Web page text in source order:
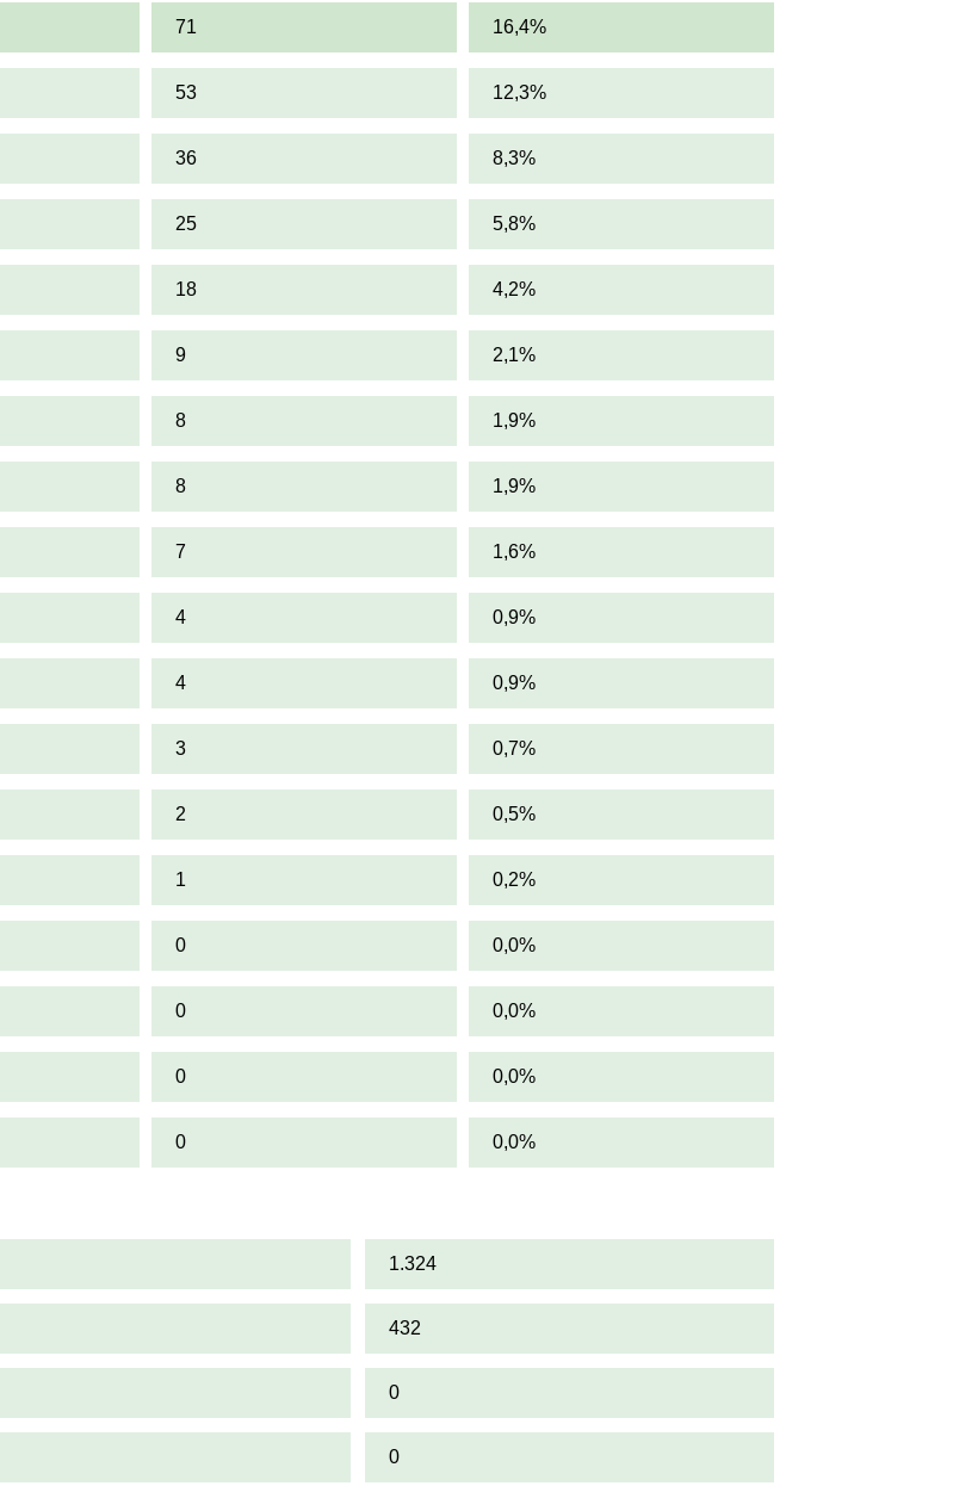
71 16,4%
53 12,3%
36 8,3%
25 5,8%
18 4,2%
9 2,1%
8 1,9%
8 1,9%
7 1,6%
4 0,9%
4 0,9%
3 0,7%
2 0,5%
1 0,2%
0 0,0%
0 0,0%
0 0,0%
0 0,0%
1.324
432
0
0